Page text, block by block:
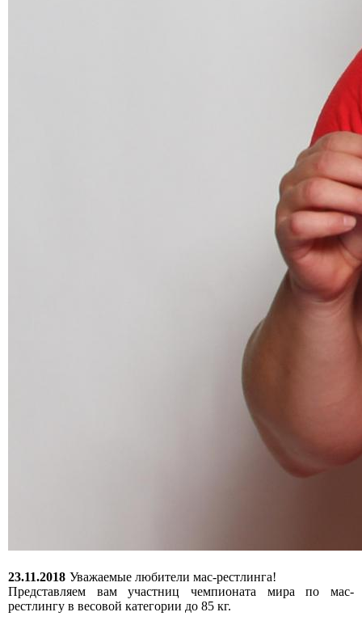
23.11.2018 Уважаемые любители мас-рестлинга!
Представляем вам участниц чемпионата мира по мас-
рестлингу в весовой категории до 85 кг.